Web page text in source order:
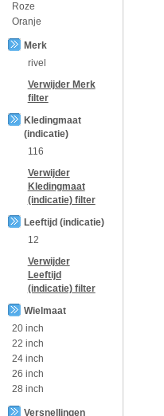
Roze
Oranje
Merk
rivel
Verwijder Merk
filter
Kledingmaat
(indicatie)
116
Verwijder
Kledingmaat
(indicatie)filter
Leeftijd (indicatie)
12
Verwijder
Leeftijd
(indicatie)filter
Wielmaat
20 inch
22 inch
24 inch
26 inch
28 inch
Versnellingen